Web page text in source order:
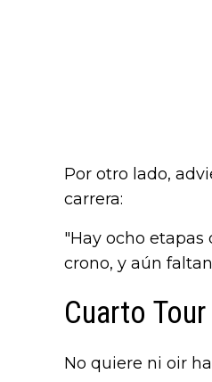
Por otro lado,
carrera:
"Hay ocho etapas
crono, y aún
Cuarto
No quiere ni oir